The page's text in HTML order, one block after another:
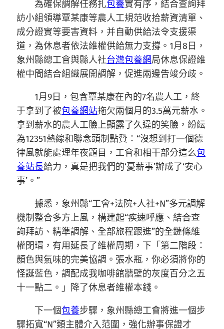
為確保調解任務扎包養實有序，結合查詢拜
訪小組領導覃某康等農人工規范收拾薪資清單、
成分證實等要害資料，并自動供給法令支援渠
道，為休息者依法維權供給無力支撐。1月8日，
象州縣總工會與縣人社台灣包養網局休息保證維
權中間結合組織展開調解，促進兩邊告竣分歧。
1月9日，包含覃某康在內的7名農人工，終
于拿到了被包養網站拖欠兩個月的3.5萬元薪水。
拿到薪水的農人工臉上顯露了久違的笑臉，紛紜
為12351熱線和聯念頭制點贊：“沒想到打一個德
律風就能處理年夜題目，工會和相干部分這么包
養站長給力，真是把我們的‘憂薪事’辦成了‘安心
事’。”
據悉，象州縣“工會+法院+人社+N”多元調解
機制整合多方上風，構建起“疾速呼應、結合查
詢拜訪、精準調解、全部旅程跟進”的全鏈條維
權閉環，有用延長了維權周期，下「第二階段：
顏色與氣味的完美協調。張水瓶，你必須將你的
怪誕藍色，調配成我咖啡館牆壁的灰度百分之五
十一點二。」降了休息者維權本錢。
下一個包養步驟，象州縣總工會將進一個步
驟拓寬“N”類主體介入范圍，強化辦事保證才